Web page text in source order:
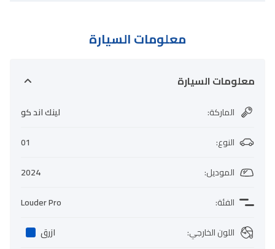
معلومات السيارة
معلومات السيارة
الماركة:
لينك اند كو
النوع:
01
الموديل:
2024
الفئة:
Louder Pro
اللون الخارجي:
ازرق